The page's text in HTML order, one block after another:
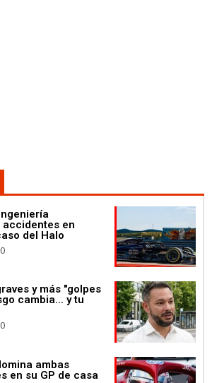
en
del Halo
0
y más "golpes
cambia... y tu
0
ambas
en su GP de casa